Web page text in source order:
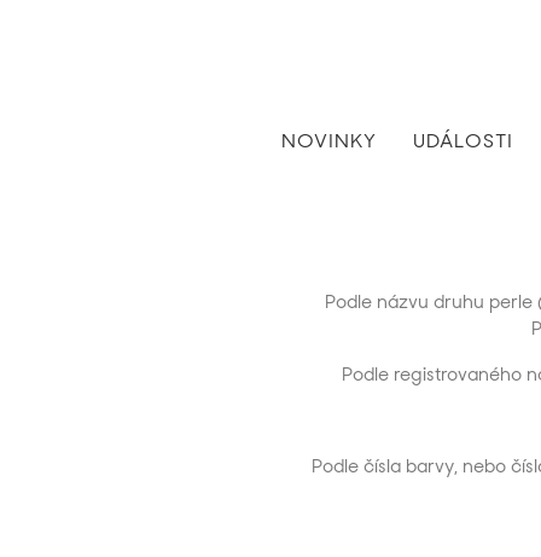
NOVINKY UDÁLOSTI
Podle názvu druhu perle
Podle registrovaného
Podle čísla barvy, nebo